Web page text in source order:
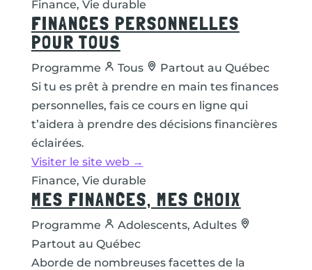
Finance, Vie durable
FINANCES PERSONNELLES
POUR TOUS
Programme Tous
Partout au Québec
Si tu es prêt à prendre en main tes finances
personnelles, fais ce cours en ligne qui
t’aidera à prendre des décisions financières
éclairées.
Visiter le site web →
Finance, Vie durable
MES FINANCES, MES CHOIX
Programme
Adolescents, Adultes
Partout au Québec
Aborde de nombreuses facettes de la